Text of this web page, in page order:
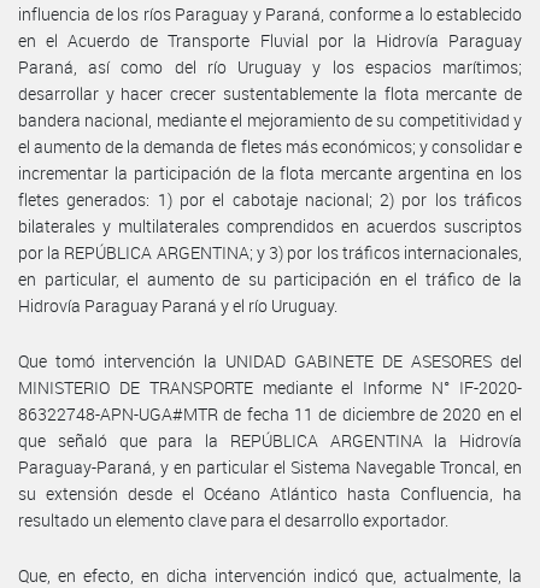
influencia de los ríos Paraguay y Paraná, conforme a lo establecido
en el Acuerdo de Transporte Fluvial por la Hidrovía Paraguay
Paraná, así como del río Uruguay y los espacios marítimos;
desarrollar y hacer crecer sustentablemente la flota mercante de
bandera nacional, mediante el mejoramiento de su competitividad y
el aumento de la demanda de fletes más económicos; y consolidar e
incrementar la participación de la flota mercante argentina en los
fletes generados: 1) por el cabotaje nacional; 2) por los tráficos
bilaterales y multilaterales comprendidos en acuerdos suscriptos
por la REPÚBLICA ARGENTINA; y 3) por los tráficos internacionales,
en particular, el aumento de su participación en el tráfico de la
Hidrovía Paraguay Paraná y el río Uruguay.
Que tomó intervención la UNIDAD GABINETE DE ASESORES del
MINISTERIO DE TRANSPORTE mediante el Informe N° IF-2020-
86322748-APN-UGA#MTR de fecha 11 de diciembre de 2020 en el
que señaló que para la REPÚBLICA ARGENTINA la Hidrovía
Paraguay-Paraná, y en particular el Sistema Navegable Troncal, en
su extensión desde el Océano Atlántico hasta Confluencia, ha
resultado un elemento clave para el desarrollo exportador.
Que, en efecto, en dicha intervención indicó que, actualmente, la